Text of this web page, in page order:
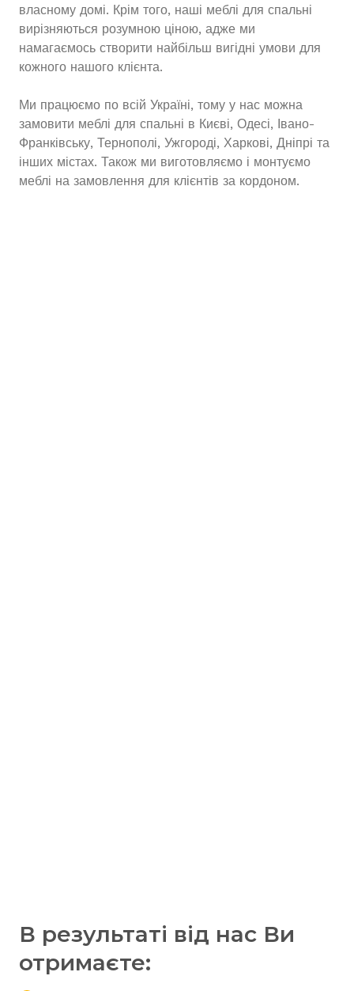
власному домі. Крім того, наші меблі для спальні
вирізняються розумною ціною, адже ми
намагаємось створити найбільш вигідні умови для
кожного нашого клієнта.
Ми працюємо по всій Україні, тому у нас можна
замовити меблі для спальні в Києві, Одесі, Івано-
Франківську, Тернополі, Ужгороді, Харкові, Дніпрі та
інших містах. Також ми виготовляємо і монтуємо
меблі на замовлення для клієнтів за кордоном.
В результаті від нас Ви
отримаєте: